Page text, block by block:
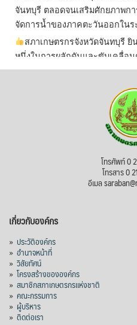
จันทบุรี ตลอดจนเสริมศักยภาพก
จัดการน้ำของภาคตะวันออกในร
สภาเกษตรกรจังหวัดจันทบุรี ยิ
หนึ่งในการผลักดันและขับเคลื่อ
บทเพื่อพั ...See More
ไม่สามารถดูเนื้อหานี้ได้ในขณ
สภาเกษตรกรแห่งชาติ
ไทยในช่วง 6 เดือนของปี 2569 (ม
1,205 ล้านดอลลาร์สหรัฐ (ประมา
38,003.15 ล้านบาท) ลดลง
ปรับตัวลดลงตามสภาวะเศรษฐกิจ
โลก โดยตลาดส่งออกสำคัญ จีน ส่
1.52 ล้านตัน ลด 61.71%
โทรศัพท์ 0
โทรสาร 0
อีเมล
เกี่ยวกับองค์กร
» ประวัติองค์กร
» อำนาจหน้าที่
» วิสัยทัศน์
» โครงสร้างขององค์กร
» สมาชิกสภาเกษตรกรแห่งชาติ
» คณะกรรมการ
» ผู้บริหาร
» ติดต่อเรา